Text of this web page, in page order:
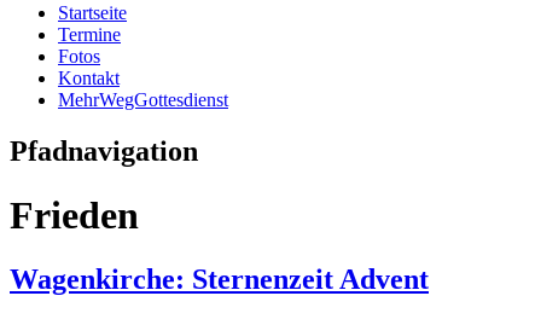
Startseite
Termine
Fotos
Kontakt
MehrWegGottesdienst
Pfadnavigation
Frieden
Wagenkirche: Sternenzeit Advent